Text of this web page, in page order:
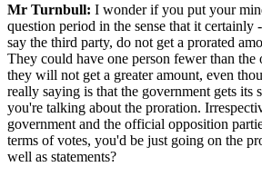
Mr Turnbull: I wonder if you put your
question period in the sense that it certainly
say the third party, do not get a prorated
They could have one person fewer than
they will not get a greater amount, even
really saying is that the government gets its
you're talking about the proration.
government and the official opposition
terms of votes, you'd be just going on the
well as statements?